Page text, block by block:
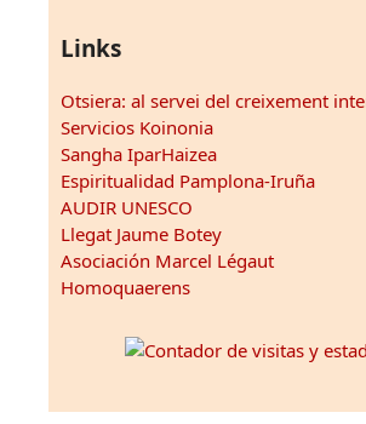
Links
Otsiera: al servei del creixement
Servicios Koinonia
Sangha IparHaizea
Espiritualidad Pamplona-Iruña
AUDIR UNESCO
Llegat Jaume Botey
Asociación Marcel Légaut
Homoquaerens